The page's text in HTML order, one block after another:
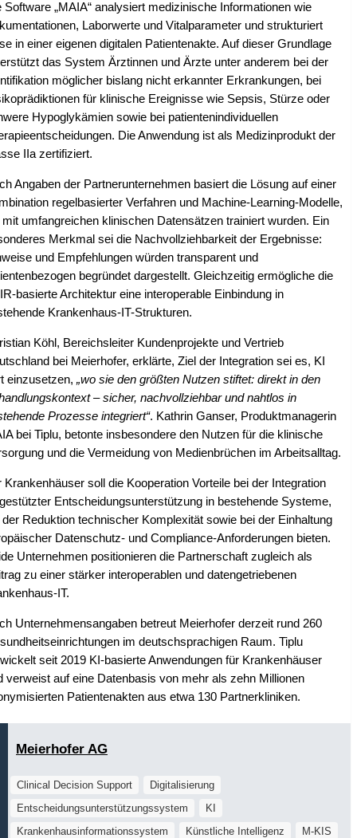
Software „MAIA“ analysiert medizinische Informationen wie
Laborwerte und Vitalparameter und strukturiert
in einer eigenen digitalen Patientenakte. Auf dieser Grundlage
das System Ärztinnen und Ärzte unter anderem bei der
möglicher bislang nicht erkannter Erkrankungen, bei
für klinische Ereignisse wie Sepsis, Stürze oder
Hypoglykämien sowie bei patientenindividuellen
Die Anwendung ist als Medizinprodukt der
IIa zertifiziert.
Angaben der Partnerunternehmen basiert die Lösung auf einer
regelbasierter Verfahren und Machine-Learning-Modelle,
mit umfangreichen klinischen Datensätzen trainiert wurden. Ein
Merkmal sei die Nachvollziehbarkeit der Ergebnisse:
und Empfehlungen würden transparent und
begründet dargestellt. Gleichzeitig ermögliche die
basierte Architektur eine interoperable Einbindung in
Krankenhaus-IT-Strukturen.
Köhl, Bereichsleiter Kundenprojekte und Vertrieb
bei Meierhofer, erklärte, Ziel der Integration sei es, KI
einzusetzen, „wo sie den größten Nutzen stiftet: direkt in den
– sicher, nachvollziehbar und nahtlos in
Prozesse integriert“. Kathrin Ganser, Produktmanagerin
bei Tiplu, betonte insbesondere den Nutzen für die klinische
und die Vermeidung von Medienbrüchen im Arbeitsalltag.
Krankenhäuser soll die Kooperation Vorteile bei der Integration
Entscheidungsunterstützung in bestehende Systeme,
der Reduktion technischer Komplexität sowie bei der Einhaltung
Datenschutz- und Compliance-Anforderungen bieten.
Unternehmen positionieren die Partnerschaft zugleich als
zu einer stärker interoperablen und datengetriebenen
IT.
Unternehmensangaben betreut Meierhofer derzeit rund 260
im deutschsprachigen Raum. Tiplu
seit 2019 KI-basierte Anwendungen für Krankenhäuser
verweist auf eine Datenbasis von mehr als zehn Millionen
Patientenakten aus etwa 130 Partnerkliniken.
Meierhofer AG
Clinical Decision Support
Digitalisierung
Entscheidungsunterstützungssystem
KI
Krankenhausinformationssystem
Künstliche Intelligenz
M-KIS